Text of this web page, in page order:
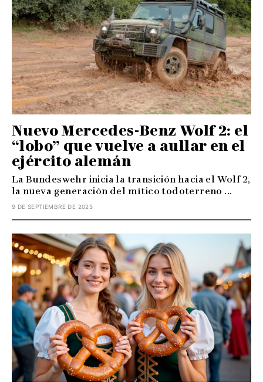
Nuevo Mercedes-Benz Wolf 2: el
“lobo” que vuelve a aullar en el
ejército alemán
La Bundeswehr inicia la transición hacia el Wolf 2,
la nueva generación del mítico todoterreno ...
9 DE SEPTIEMBRE DE 2025